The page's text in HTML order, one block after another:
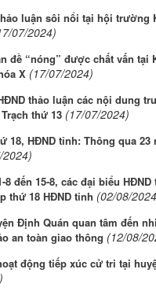
luận sôi nổi tại hội trường
07/2024)
đề “nóng” được chất vấn tại
X (17/07/2024)
thảo luận các nội dung
thứ 13 (17/07/2024)
18, HĐND tỉnh: Thông qua 23
2024)
8 đến 15-8, các đại biểu
thứ 18 HĐND tỉnh (02/08/
Định Quán quan tâm đến
an toàn giao thông (12/08/
động tiếp xúc cử tri tại